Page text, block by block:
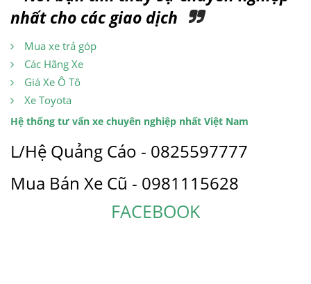
nhất cho các giao dịch
Mua xe trả góp
Các Hãng Xe
Giá Xe Ô Tô
Xe Toyota
Hệ thống tư vấn xe chuyên nghiệp nhất Việt Nam
L/Hệ Quảng Cáo - 0825597777
Mua Bán Xe Cũ - 0981115628
FACEBOOK